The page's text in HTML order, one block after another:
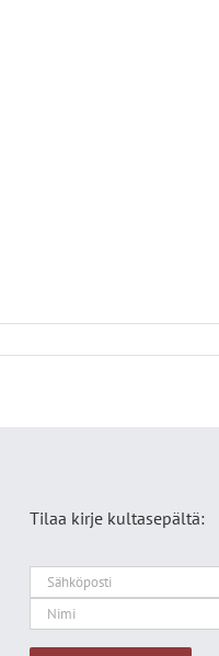
Tilaa kirje kultasepältä: